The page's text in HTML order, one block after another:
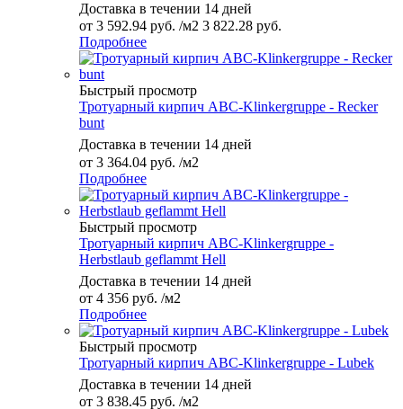
Доставка в течении 14 дней
от 3 592.94 руб. /м2 3 822.28 руб.
Подробнее
Быстрый просмотр
Тротуарный кирпич ABC-Klinkergruppe - Recker
bunt
Доставка в течении 14 дней
от 3 364.04 руб. /м2
Подробнее
Быстрый просмотр
Тротуарный кирпич ABC-Klinkergruppe -
Herbstlaub geflammt Hell
Доставка в течении 14 дней
от 4 356 руб. /м2
Подробнее
Быстрый просмотр
Тротуарный кирпич ABC-Klinkergruppe - Lubek
Доставка в течении 14 дней
от 3 838.45 руб. /м2